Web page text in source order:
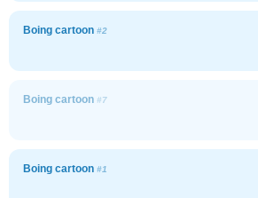
Boing cartoon #2
Boing cartoon #7
Boing cartoon #1